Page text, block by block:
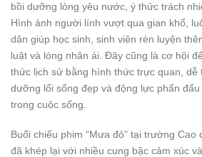
bồi dưỡng lòng yêu nước, ý thức trách
Hình ảnh người lính vượt qua gian khổ,
dân giúp học sinh, sinh viên rèn luyện
luật và lòng nhân ái. Đây cũng là cơ hội
thức lịch sử bằng hình thức trực quan, dễ
dưỡng lối sống đẹp và động lực phấn
trong cuộc sống.
Buổi chiếu phim “Mưa đỏ” tại trường Cao
đã khép lại với nhiều cung bậc cảm xúc